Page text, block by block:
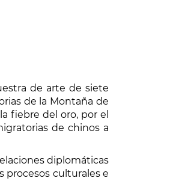
de arte de siete
de la Montaña de
fiebre del oro, por el
de chinos a
diplomáticas
procesos culturales e